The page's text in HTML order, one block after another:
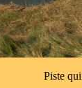
Piste